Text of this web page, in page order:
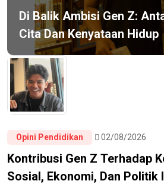
Di Balik Ambisi Gen Z:
Cita Dan Kenyataan Hidup
Opini Pendidikan 02/08/2026
Kontribusi Gen Z Terhadap
Sosial, Ekonomi, Dan Politik